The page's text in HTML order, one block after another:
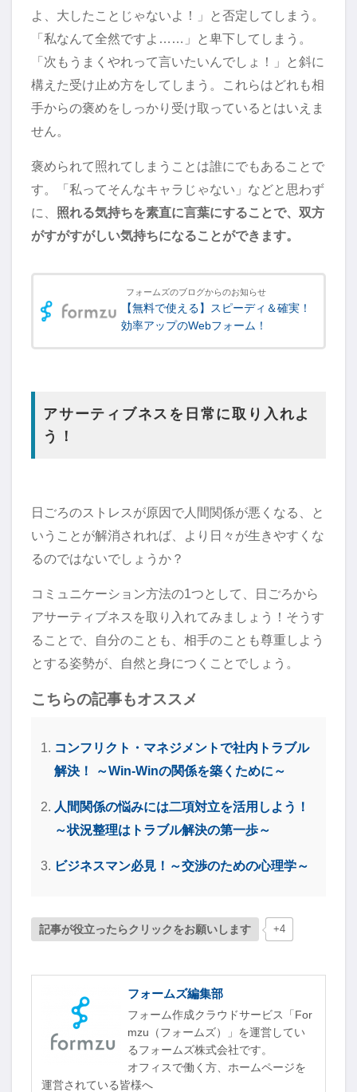
よ、大したことじゃないよ！」と否定してしまう。
「私なんて全然ですよ……」と卑下してしまう。
「次もうまくやれって言いたいんでしょ！」と斜に
構えた受け止め方をしてしまう。これらはどれも相
手からの褒めをしっかり受け取っているとはいえま
せん。
褒められて照れてしまうことは誰にでもあることで
す。「私ってそんなキャラじゃない」などと思わず
に、 照れる気持ちを素直に言葉にすることで、双方
がすがすがしい気持ちになることができます。
フォームズのブログからのお知らせ
【無料で使える】スピーディ＆確実！
効率アップのWebフォーム！
アサーティブネスを日常に取り入れよ
う！
日ごろのストレスが原因で人間関係が悪くなる、と
いうことが解消されれば、より日々が生きやすくな
るのではないでしょうか？
コミュニケーション方法の1つとして、日ごろから
アサーティブネスを取り入れてみましょう！そうす
ることで、自分のことも、相手のことも尊重しよう
とする姿勢が、自然と身につくことでしょう。
こちらの記事もオススメ
コンフリクト・マネジメントで社内トラブル
解決！ ～Win-Winの関係を築くために～
人間関係の悩みには二項対立を活用しよう！
～状況整理はトラブル解決の第一歩～
ビジネスマン必見！～交渉のための心理学～
記事が役立ったらクリックをお願いします +4
フォームズ編集部
フォーム作成クラウドサービス「For
mzu（フォームズ）」を運営してい
るフォームズ株式会社です。
オフィスで働く方、ホームページを
運営されている皆様へ